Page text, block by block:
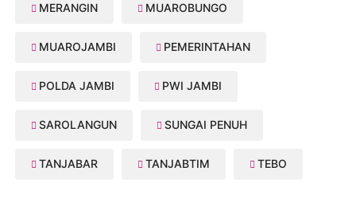
MERANGIN MUAROBUNGO
MUAROJAMBI PEMERINTAHAN
POLDA JAMBI PWI JAMBI
SAROLANGUN SUNGAI PENUH
TANJABAR TANJABTIM TEBO